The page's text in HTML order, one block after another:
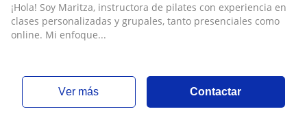
¡Hola! Soy Maritza, instructora de pilates con experiencia en
clases personalizadas y grupales, tanto presenciales como
online. Mi enfoque...
ver más Contactar